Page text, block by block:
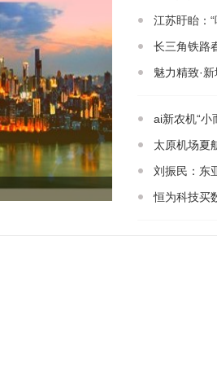
江苏盱眙：
长三角铁路
魅力精致·
ai新农机“小
太原机场夏
刘振民：东
恒为科技买